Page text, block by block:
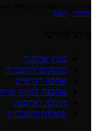
פרטיות
תנאים
מגזין אחסנה
מחסנים להשכרה
אחסון רהיטים
אחסנה לטווח
הובלה ואחסנה
שאלות ותשובות